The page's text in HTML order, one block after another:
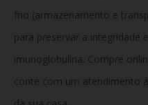
frio (armazenamento e
para preservar a integridade
imunoglobulina. Compre
conte com um atendimento